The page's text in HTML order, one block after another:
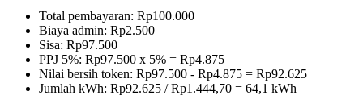
Total pembayaran: Rp100.000
Biaya admin: Rp2.500
Sisa: Rp97.500
PPJ 5%: Rp97.500 x 5% = Rp4.875
Nilai bersih token: Rp97.500 - Rp4.875 = Rp92.625
Jumlah kWh: Rp92.625 / Rp1.444,70 = 64,1 kWh